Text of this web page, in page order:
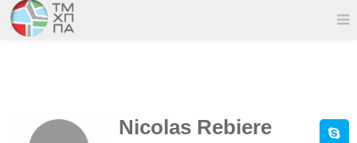
Nicolas Rebiere